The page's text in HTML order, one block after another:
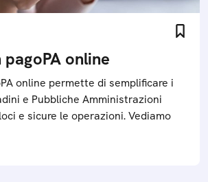
pagoPA online
online permette di semplificare i
e Pubbliche Amministrazioni
e sicure le operazioni. Vediamo